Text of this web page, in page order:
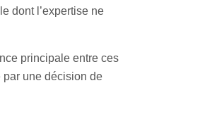
dont l’expertise ne
principale entre ces
par une décision de